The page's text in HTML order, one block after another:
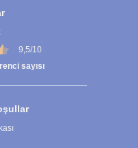
9,5/10
sayısı